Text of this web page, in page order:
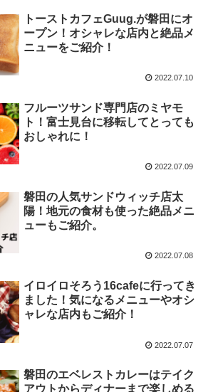
トーストカフェGuug.が磐田にオ
ープン！オシャレな店内と絶品メ
ニューをご紹介！
2022.07.10
フルーツサンド専門店のミヤモ
ト！富士見台に移転してとっても
おしゃれに！
2022.07.09
磐田の人気サンドウィッチ店太
陽！地元の食材も使った絶品メニ
ューもご紹介。
2022.07.08
イロイロそろう16cafeに行ってき
ました！気になるメニューやオシ
ャレな店内もご紹介！
2022.07.07
磐田のエベレストカレーはテイク
アウトからディナーまで楽しめる